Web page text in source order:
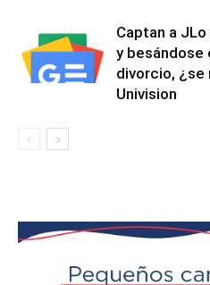
Captan a
y besándose
divorcio, ¿se
Univision